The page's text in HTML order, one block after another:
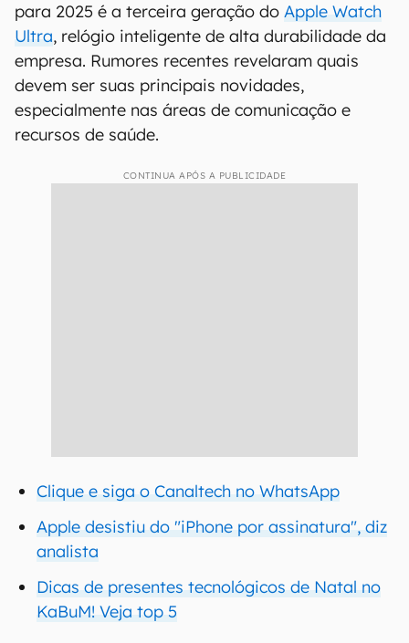
para 2025 é a terceira geração do Apple Watch
Ultra, relógio inteligente de alta durabilidade da
empresa. Rumores recentes revelaram quais
devem ser suas principais novidades,
especialmente nas áreas de comunicação e
recursos de saúde.
CONTINUA APÓS A PUBLICIDADE
Clique e siga o Canaltech no WhatsApp
Apple desistiu do "iPhone por assinatura", diz
analista
Dicas de presentes tecnológicos de Natal no
KaBuM! Veja top 5